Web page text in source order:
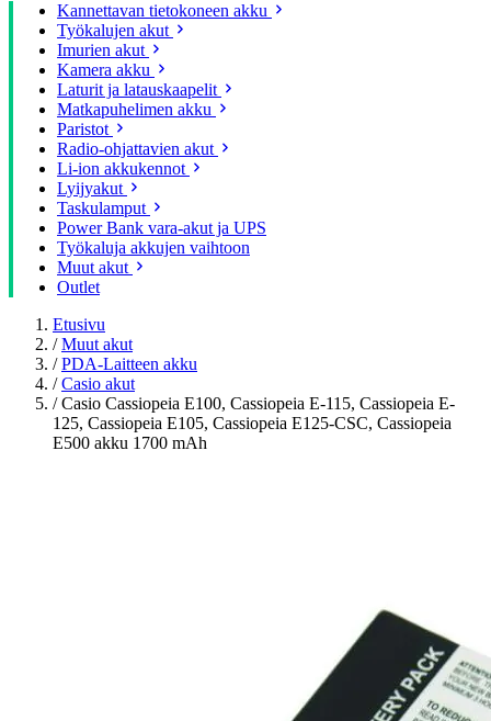
Kannettavan tietokoneen akku
Työkalujen akut
Imurien akut
Kamera akku
Laturit ja latauskaapelit
Matkapuhelimen akku
Paristot
Radio-ohjattavien akut
Li-ion akkukennot
Lyijyakut
Taskulamput
Power Bank vara-akut ja UPS
Työkaluja akkujen vaihtoon
Muut akut
Outlet
Etusivu
/ Muut akut
/ PDA-Laitteen akku
/ Casio akut
/ Casio Cassiopeia E100, Cassiopeia E-115, Cassiopeia E-
125, Cassiopeia E105, Cassiopeia E125-CSC, Cassiopeia
E500 akku 1700 mAh